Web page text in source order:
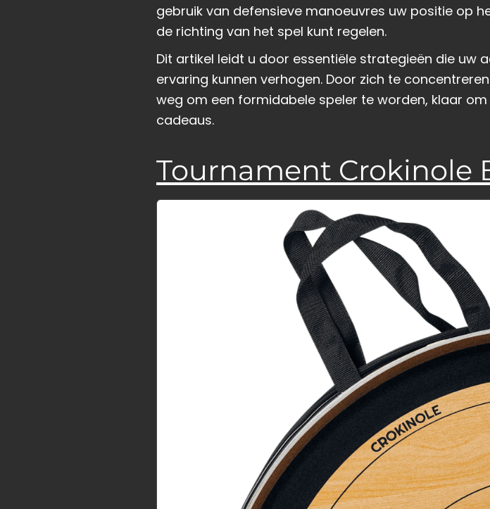
gebruik van defensieve manoeuvres uw positie op
de richting van het spel kunt regelen.
Dit artikel leidt u door essentiële strategieën die uw
ervaring kunnen verhogen. Door zich te
weg om een ​​formidabele speler te worden, klaar
cadeaus.
Tournament Crokinole